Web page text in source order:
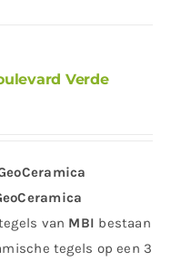
Verde
van MBI bestaan
tegels op een 3